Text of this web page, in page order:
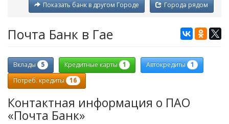
Города рядом
Показать банк в другом Городе
Почта Банк в Гае
Вклады 5 Кредитные карты 1 Автокредиты 1
Потреб. кредиты 16
Контактная информация о ПАО
«Почта Банк»